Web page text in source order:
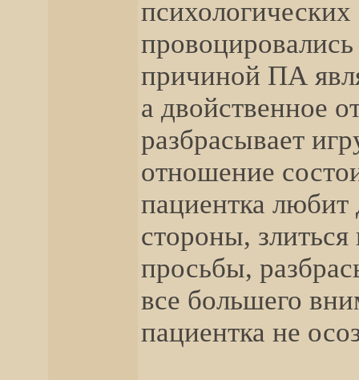
причиной ПА
а двойственное
разбрасывает
отношение
пациентка любит
стороны, злиться
просьбы,
все большего
пациентка не